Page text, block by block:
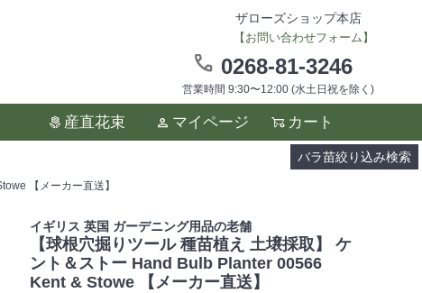
ザローズショップ本店
【お問い合わせフォーム】
0268-81-3246
営業時間 9:30〜12:00 (水土日祝を除く)
産直花束 マイページ カート
バラ苗絞り込み検索
れます。
い。
【メーカー直送】
イギリス 英国 ガーデニング用品の老舗
【球根穴掘りツール 種苗植え 土壌採取】 ケ
ント＆ストー Hand Bulb Planter 00566
Kent & Stowe 【メーカー直送】